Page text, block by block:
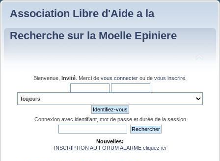
Association Libre d'Aide a la
Recherche sur la Moelle Epiniere
Bienvenue, Invité . Merci de vous connecter ou de vous inscrire
Connexion avec identifiant, mot de passe et durée de la session
Nouvelles:
INSCRIPTION AU FORUM ALARME cliquez ici